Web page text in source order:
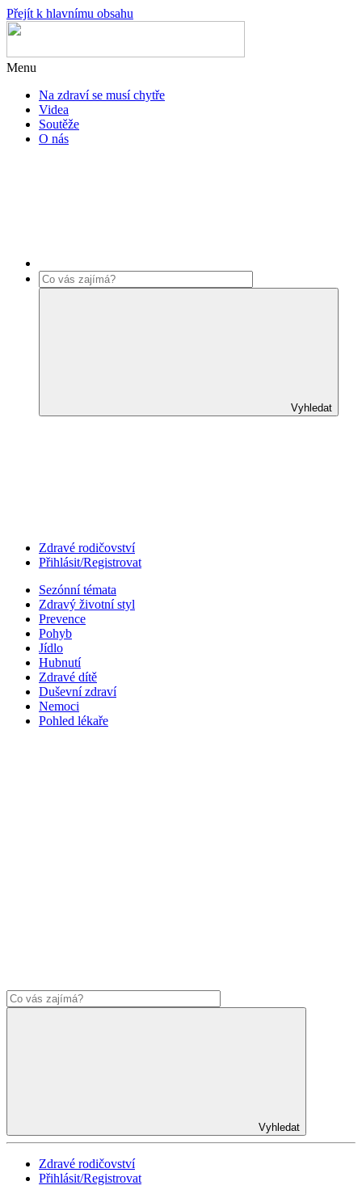
Přejít k hlavnímu obsahu
Menu
Na zdraví se musí chytře
Videa
Soutěže
O nás
Vyhledat
Zdravé rodičovství
Přihlásit/Registrovat
Sezónní témata
Zdravý životní styl
Prevence
Pohyb
Jídlo
Hubnutí
Zdravé dítě
Duševní zdraví
Nemoci
Pohled lékaře
Vyhledat
Zdravé rodičovství
Přihlásit/Registrovat